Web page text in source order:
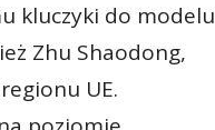
kluczyki do modelu
Zhu Shaodong,
UE.